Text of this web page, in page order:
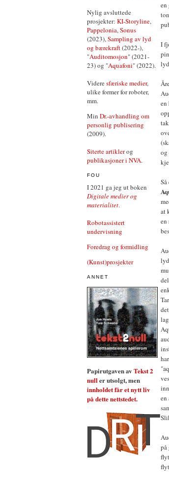
Nylig avsluttede
prosjekter: KI-Storyline,
Pappelonia,Sonus
(2023),Sampling av lyd
og bærekraft(2022-),
"Auditomosjon" (2021-
23) og "Aquafoni" (2022).
Videresfæriske medier,
ulike former for roboter,
mm.
Min Dr.-avhandling om
personlig publisering
(2009).
Siterte artiklerog
publikasjoner i NVA.
FOU
I 2021 ga jeg ut boken
Digitale medier og
materialitet.
Robotassistert
undervisning
Foredrag og formidling
(Kunst)prosjekter
ANNET
Papirutgaven av Tekst 2
nuller utsolgt, men
innholdet får et nytt liv
på dette nettstedet.
en
I
en
og
at
en
en
på